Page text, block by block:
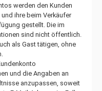
werden den Kunden
ihre beim Verkäufer
gestellt. Die im
sind nicht öffentlich.
als Gast tätigen, ohne
und die Angaben an
anzupassen, soweit